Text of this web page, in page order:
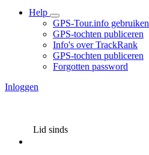
Help
GPS-Tour.info gebruiken
GPS-tochten publiceren
Info's over TrackRank
GPS-tochten publiceren
Forgotten password
Inloggen
Lid sinds